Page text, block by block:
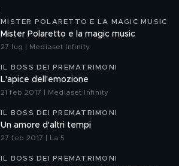
MISTER POLARETTO E LA MAGIC MUSIC
Mister Polaretto e la magic music
27 lug | Mediaset Infinity
IL BOSS DEI PREMATRIMONI
L'apice dell'emozione
21 feb 2017 | Mediaset Infinity
IL BOSS DEI PREMATRIMONI
Un amore d'altri tempi
27 feb 2017 | La 5
IL BOSS DEI PREMATRIMONI